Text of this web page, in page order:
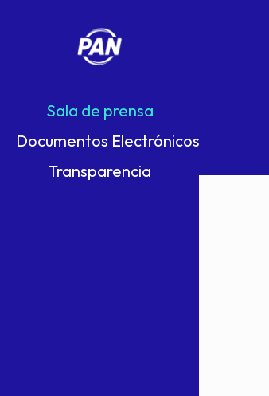
Sala de prensa
Documentos Electrónicos
Transparencia